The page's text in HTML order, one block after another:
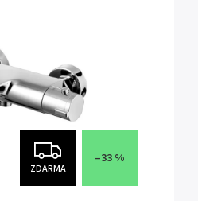
ZDARMA
–33 %